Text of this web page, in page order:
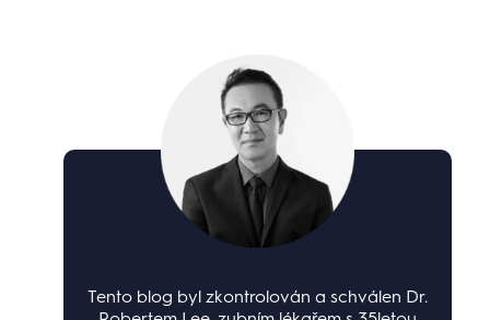
Tento blog byl zkontrolován a schválen Dr.